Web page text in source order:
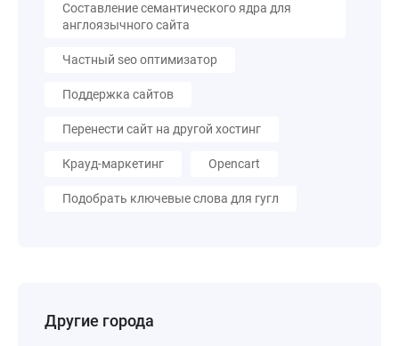
Составление семантического ядра для
англоязычного сайта
Частный seo оптимизатор
Поддержка сайтов
Перенести сайт на другой хостинг
Крауд-маркетинг Opencart
Подобрать ключевые слова для гугл
Другие города